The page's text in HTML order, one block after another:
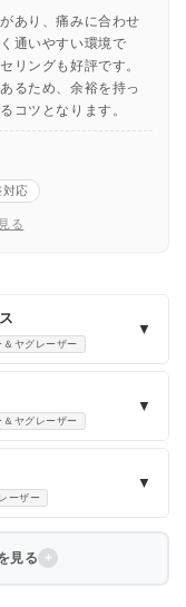
あり、痛みに合わせ
通いやすい環境で
リングも好評です。
るため、余裕を持っ
コツとなります。
対応
る
＆ヤグレーザー
▼
＆ヤグレーザー
▼
ーザー
▼
見る